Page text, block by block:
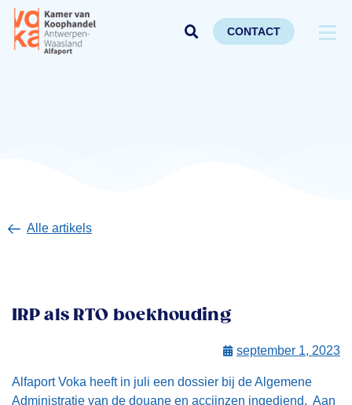
CONTACT
Alle artikels
IRP als RTO boekhouding
september 1, 2023
Alfaport Voka heeft in juli een dossier bij de Algemene
Administratie van de douane en accijnzen ingediend. Aan